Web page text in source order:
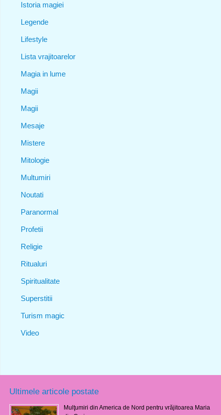
Istoria magiei
Legende
Lifestyle
Lista vrajitoarelor
Magia in lume
Magii
Magii
Mesaje
Mistere
Mitologie
Multumiri
Noutati
Paranormal
Profetii
Religie
Ritualuri
Spiritualitate
Superstitii
Turism magic
Video
Ultimele articole postate
Mulţumiri din America de Nord pentru vrăjitoarea Maria